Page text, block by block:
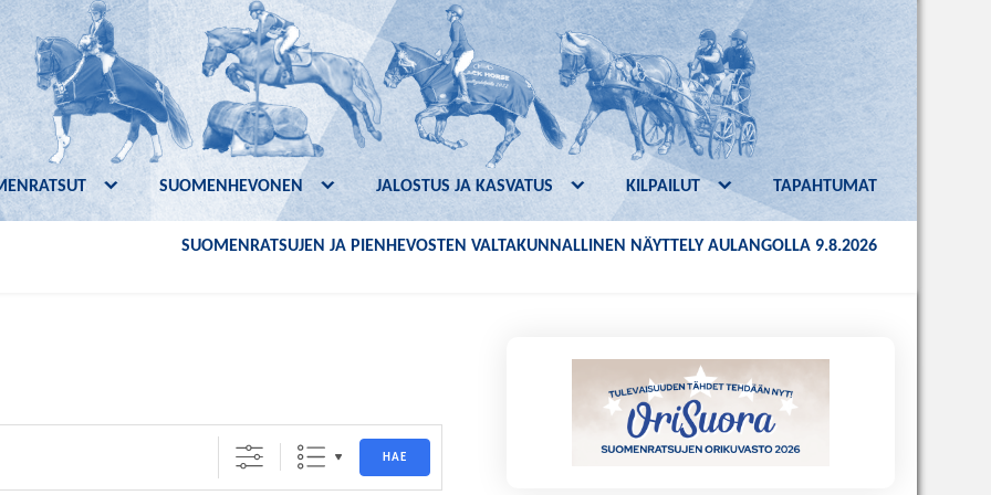
SUOMENHEVONEN JALOSTUS JA KASVATUS KILPAILUT TAPAHTUMAT
SUOMENRATSUJEN JA PIENHEVOSTEN VALTAKUNNALLINEN NÄYTTELY AULANGOLLA 9.8.2026
HAE